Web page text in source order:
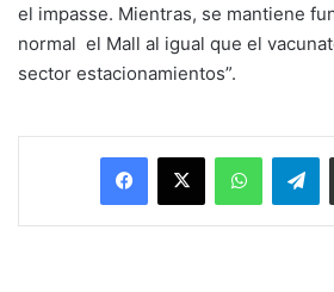
el impasse. Mientras, se mantiene
normal el Mall al igual que el
sector estacionamientos”.
Facebook
X